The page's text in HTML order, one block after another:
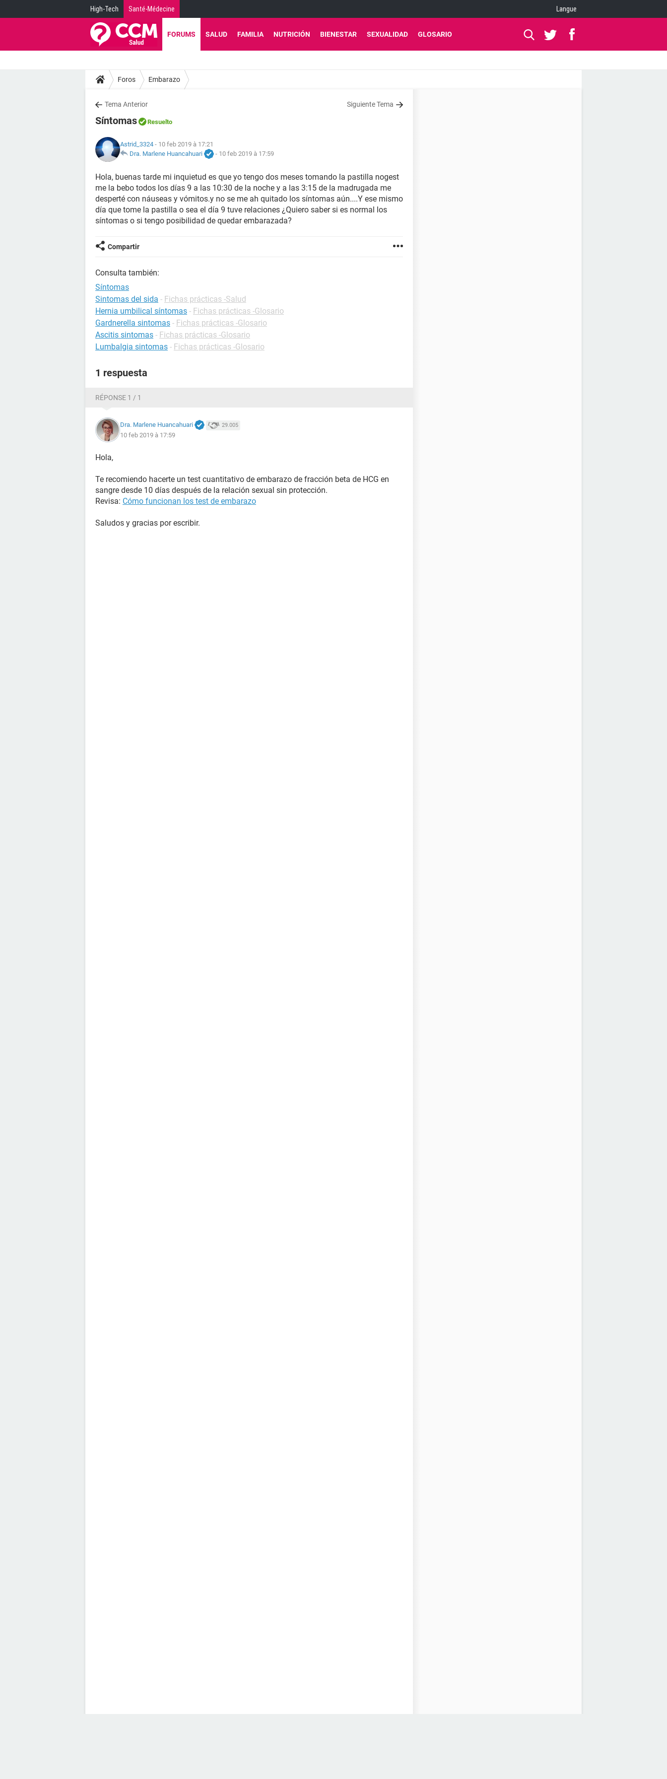
High-Tech Santé-Médecine Langue
FORUMS SALUD FAMILIA NUTRICIÓN BIENESTAR SEXUALIDAD GLOSARIO
Foros Embarazo
Tema Anterior Siguiente Tema
Síntomas Resuelto
Astrid_3324 - 10 feb 2019 à 17:21
Dra. Marlene Huancahuari
- 10 feb 2019 à 17:59
Hola, buenas tarde mi inquietud es que yo tengo dos meses tomando la pastilla nogest
me la bebo todos los días 9 a las 10:30 de la noche y a las 3:15 de la madrugada me
desperté con náuseas y vómitos.y no se me ah quitado los síntomas aún....Y ese mismo
día que tome la pastilla o sea el día 9 tuve relaciones ¿Quiero saber si es normal los
síntomas o si tengo posibilidad de quedar embarazada?
Compartir
Consulta también:
Síntomas
Sintomas del sida - Fichas prácticas -Salud
Hernia umbilical síntomas - Fichas prácticas -Glosario
Gardnerella sintomas - Fichas prácticas -Glosario
Ascitis sintomas - Fichas prácticas -Glosario
Lumbalgia sintomas - Fichas prácticas -Glosario
1 respuesta
RÉPONSE 1 / 1
Dra. Marlene Huancahuari 29.005
10 feb 2019 à 17:59
Hola,
Te recomiendo hacerte un test cuantitativo de embarazo de fracción beta de HCG en
sangre desde 10 días después de la relación sexual sin protección.
Revisa: Cómo funcionan los test de embarazo
Saludos y gracias por escribir.